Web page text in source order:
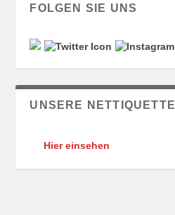
FOLGEN SIE UNS
UNSERE NETTIQUETTE
Hier einsehen